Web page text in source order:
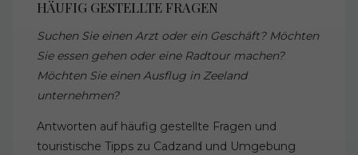
HÄUFIG GESTELLTE FRAGEN
Suchen Sie einen Arzt oder ein Geschäft? Möchten
Sie essen gehen oder eine Radtour machen?
Möchten Sie einen Ausflug in Zeeland
unternehmen?
Antworten auf häufig gestellte Fragen und
touristische Tipps zu Cadzand und Umgebung